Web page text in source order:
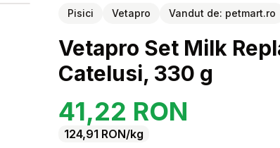
Pisici Vetapro Vandut de: petmart.ro
Vetapro Set Milk
Catelusi, 330 g
41,22 RON
124,91 RON/kg